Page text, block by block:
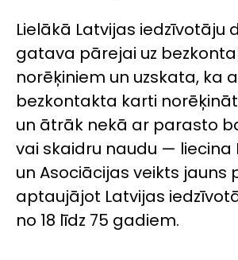
Lielākā Latvijas iedzīvotāju
gatava pārejai uz
norēķiniem un uzskata, ka
bezkontakta karti
un ātrāk nekā ar parasto
vai skaidru naudu —
un Asociācijas veikts jauns
aptaujājot Latvijas
no 18 līdz 75 gadiem.